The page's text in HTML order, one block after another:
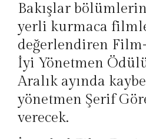
Bakışlar
yerli kurmaca
değerlendiren
İyi Yönetmen
Aralık ayında
yönetmen Şerif
verecek.